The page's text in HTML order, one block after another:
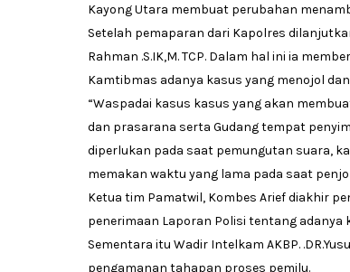
Kayong Utara membuat perubahan
Setelah pemaparan dari Kapolres
Rahman .S.IK,M. TCP. Dalam hal ini ia
Kamtibmas adanya kasus yang menojol
“Waspadai kasus kasus yang akan
dan prasarana serta Gudang tempat
diperlukan pada saat pemungutan suara,
memakan waktu yang lama pada saat
Ketua tim Pamatwil, Kombes Arief diakhir
penerimaan Laporan Polisi tentang adanya
Sementara itu Wadir Intelkam AKBP.
pengamanan tahapan proses pemilu.